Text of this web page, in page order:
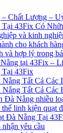
Chất Lượng –
Tại 43Fix Có
và kinh
cho khách
và hợp lý trong
tại 43Fix –
Tại 43Fix
Nẵng Tất Cả Các
Tất Cả Các
Đà Nẵng nhiều
linh kiện quạt
Đà Nẵng Tại
yêu cầu